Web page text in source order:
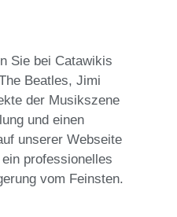
Sie bei Catawikis
Beatles, Jimi
der Musikszene
und einen
unserer Webseite
professionelles
vom Feinsten.